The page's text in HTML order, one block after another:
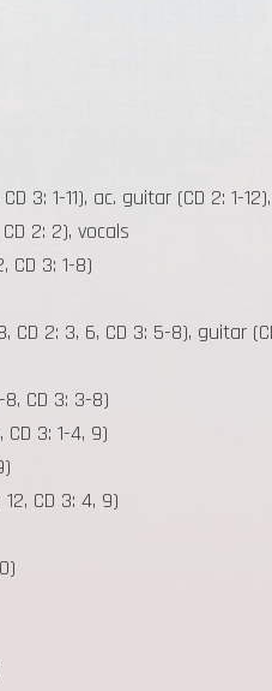
3: 1-11), ac. guitar (CD 2: 1-
2: 2), vocals
CD 3: 1-8)
2: 3, 6, CD 3: 5-8), guitar
CD 3: 3-8)
CD 3: 1-4, 9)
CD 3: 4, 9)